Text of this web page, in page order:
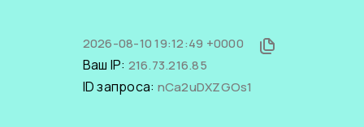
2026-08-10 19:12:49 +0000
Ваш IP: 216.73.216.85
ID запроса: nCa2uDXZGOs1